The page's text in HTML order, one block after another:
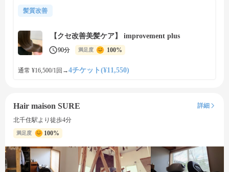
髪質改善
【クセ改善美髪ケア】 improvement plus
90分 満足度 100%
通常 ¥16,500/1回 →4チケット(¥11,550)
Hair maison SURE
詳細
北千住駅より徒歩4分
満足度 100%